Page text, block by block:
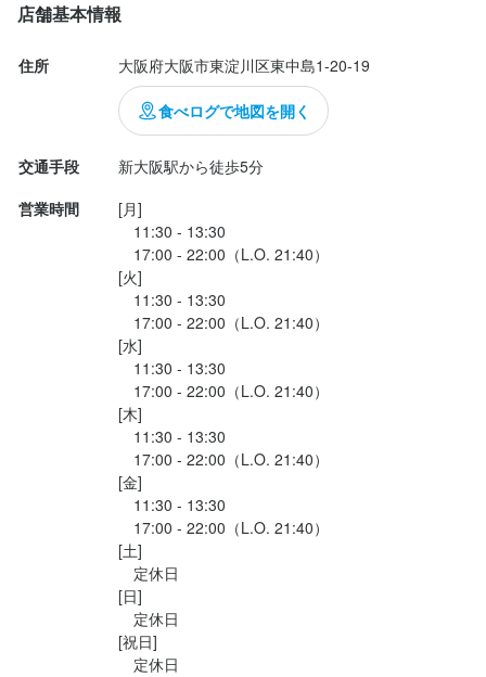
店舗基本情報
住所 大阪府大阪市東淀川区東中島1-20-19
食べログで地図を開く
交通手段
新大阪駅から徒歩5分
営業時間
[月]
11:30 - 13:30
17:00 - 22:00（L.O. 21:40）
[火]
11:30 - 13:30
17:00 - 22:00（L.O. 21:40）
[水]
11:30 - 13:30
17:00 - 22:00（L.O. 21:40）
[木]
11:30 - 13:30
17:00 - 22:00（L.O. 21:40）
[金]
11:30 - 13:30
17:00 - 22:00（L.O. 21:40）
[土]
定休日
[日]
定休日
[祝日]
定休日